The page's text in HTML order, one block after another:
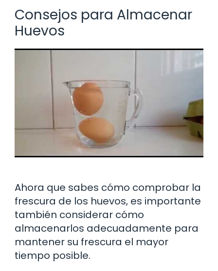
Consejos para Almacenar
Huevos
Ahora que sabes cómo comprobar la
frescura de los huevos, es importante
también considerar cómo
almacenarlos adecuadamente para
mantener su frescura el mayor
tiempo posible.